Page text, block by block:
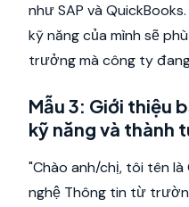
như SAP và
kỹ năng của mình sẽ
trưởng mà công ty
Mẫu 3: Giới thiệu
kỹ năng và thành
"Chào anh/chị, tôi tên là
nghệ Thông tin từ